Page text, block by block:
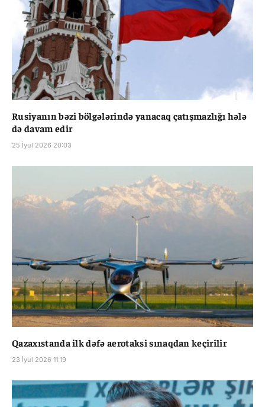
Rusiyanın bəzi bölgələrində yanacaq çatışmazlığı hələ
də davam edir
25 İyul 2026 20:03
Qazaxıstanda ilk dəfə aerotaksi sınaqdan keçirilir
23 İyul 2026 11:19